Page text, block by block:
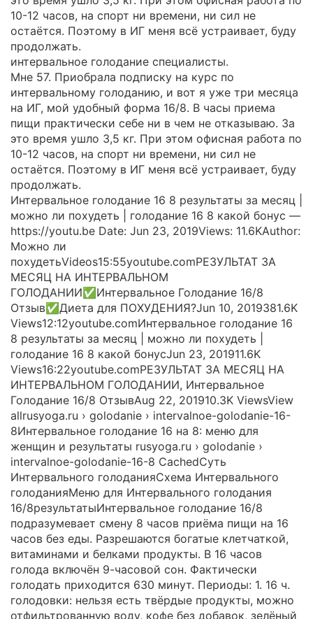
10-12 часов, на спорт ни времени, ни сил не
остаётся. Поэтому в ИГ меня всё устраивает, буду
продолжать.
интервальное голодание специалисты.
Мне 57. Приобрала подписку на курс по
интервальному голоданию, и вот я уже три месяца
на ИГ, мой удобный форма 16/8. В часы приема
пищи практически себе ни в чем не отказываю. За
это время ушло 3,5 кг. При этом офисная работа по
10-12 часов, на спорт ни времени, ни сил не
остаётся. Поэтому в ИГ меня всё устраивает, буду
продолжать.
Интервальное голодание 16 8 результаты за месяц |
можно ли похудеть | голодание 16 8 какой бонус —
https://youtu.be Date: Jun 23, 2019Views: 11.6KAuthor:
Можно ли
похудетьVideos15:55youtube.comРЕЗУЛЬТАТ ЗА
МЕСЯЦ НА ИНТЕРВАЛЬНОМ
ГОЛОДАНИИ✅Интервальное Голодание 16/8
Отзыв✅Диета для ПОХУДЕНИЯ?Jun 10, 2019381.6K
Views12:12youtube.comИнтервальное голодание 16
8 результаты за месяц | можно ли похудеть |
голодание 16 8 какой бонусJun 23, 201911.6K
Views16:22youtube.comРЕЗУЛЬТАТ ЗА МЕСЯЦ НА
ИНТЕРВАЛЬНОМ ГОЛОДАНИИ, Интервальное
Голодание 16/8 ОтзывAug 22, 201910.3K ViewsView
allrusyoga.ru › golodanie › intervalnoe-golodanie-16-
8Интервальное голодание 16 на 8: меню для
женщин и результаты rusyoga.ru › golodanie ›
intervalnoe-golodanie-16-8 CachedСуть
Интервального голоданияСхема Интервального
голоданияМеню для Интервального голодания
16/8результатыИнтервальное голодание 16/8
подразумевает смену 8 часов приёма пищи на 16
часов без еды. Разрешаются богатые клетчаткой,
витаминами и белками продукты. В 16 часов
голода включён 9-часовой сон. Фактически
голодать приходится 630 минут. Периоды: 1. 16 ч.
голодовки: нельзя есть твёрдые продукты, можно
отфильтрованную воду, кофе без добавок, зелёный